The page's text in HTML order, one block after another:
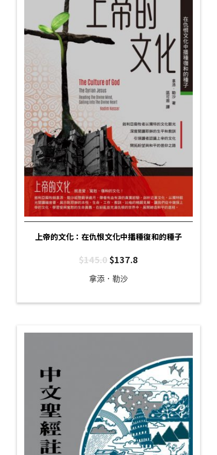
上帝的文化：在仇恨文化中播種復和的種子
$145.0$137.8
拿添．勒沙